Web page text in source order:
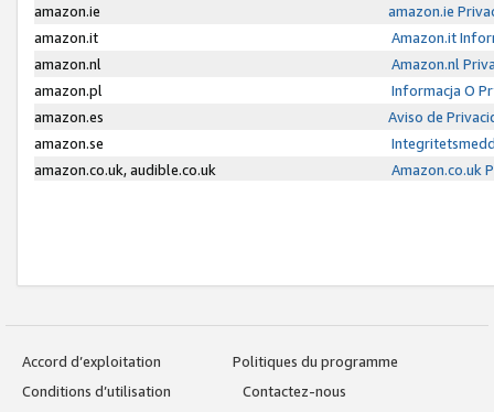
amazon.ie
amazon.ie
amazon.it
Amazon.it
amazon.nl
Amazon.nl
amazon.pl
Informacja O
amazon.es
Aviso de
amazon.se
amazon.co.uk, audible.co.uk
Amazon.co.uk
Accord d’exploitation
Politiques du programme
Conditions d’utilisation
Contactez-nous